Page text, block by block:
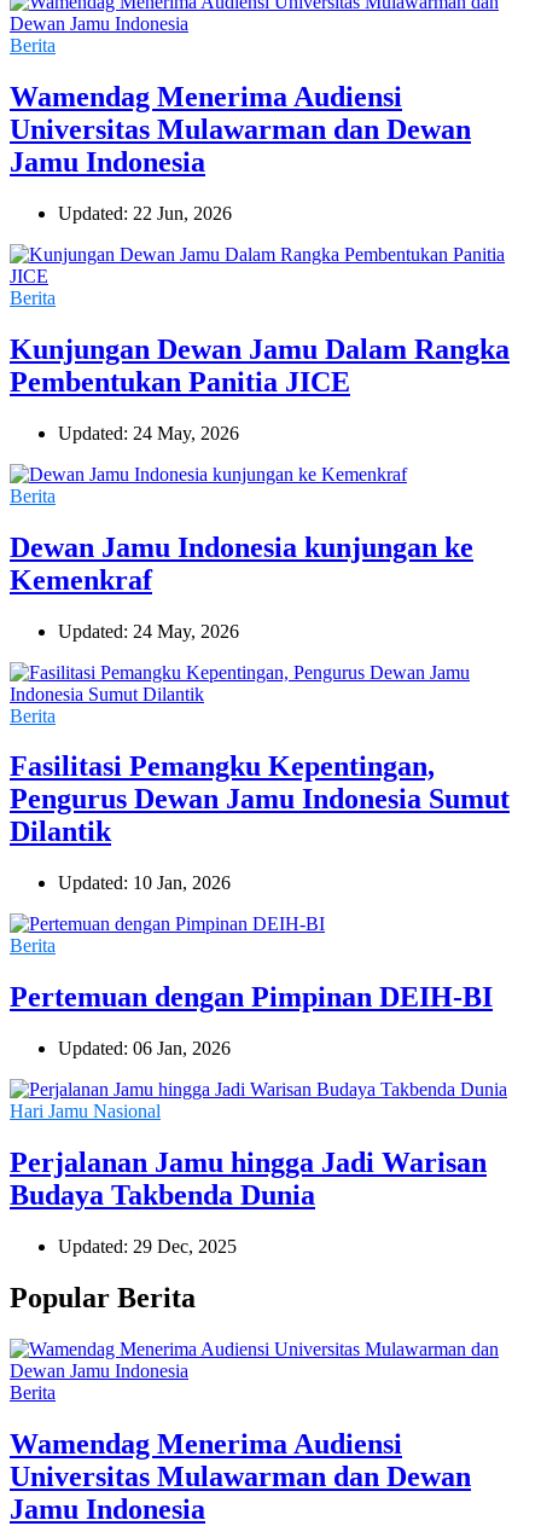
Berita
Wamendag Menerima Audiensi
Universitas Mulawarman dan Dewan
Jamu Indonesia
Updated: 22 Jun, 2026
Berita
Kunjungan Dewan Jamu Dalam Rangka
Pembentukan Panitia JICE
Updated: 24 May, 2026
Berita
Dewan Jamu Indonesia kunjungan ke
Kemenkraf
Updated: 24 May, 2026
Berita
Fasilitasi Pemangku Kepentingan,
Pengurus Dewan Jamu Indonesia Sumut
Dilantik
Updated: 10 Jan, 2026
Berita
Pertemuan dengan Pimpinan DEIH-BI
Updated: 06 Jan, 2026
Hari Jamu Nasional
Perjalanan Jamu hingga Jadi Warisan
Budaya Takbenda Dunia
Updated: 29 Dec, 2025
Popular Berita
Berita
Wamendag Menerima Audiensi
Universitas Mulawarman dan Dewan
Jamu Indonesia